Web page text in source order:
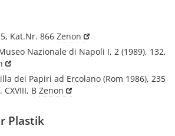
Kat.Nr. 866 Zenon
Nazionale di Napoli I, 2 (1989), 132,
dei Papiri ad Ercolano (Rom 1986), 235
B Zenon
Plastik